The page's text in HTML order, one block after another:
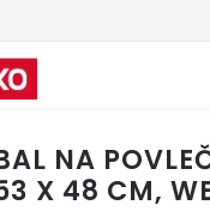
NA
X 48 CM,